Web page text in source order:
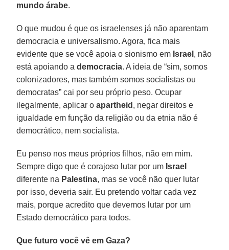
mundo árabe.
O que mudou é que os israelenses já não aparentam
democracia e universalismo. Agora, fica mais
evidente que se você apoia o sionismo em Israel , não
está apoiando ademocracia. A ideia de “sim, somos
colonizadores, mas também somos socialistas ou
democratas” cai por seu próprio peso. Ocupar
ilegalmente, aplicar oapartheid , negar direitos e
igualdade em função da religião ou da etnia não é
democrático, nem socialista.
Eu penso nos meus próprios filhos, não em mim.
Sempre digo que é corajoso lutar por um Israel
diferente na Palestina, mas se você não quer lutar
por isso, deveria sair. Eu pretendo voltar cada vez
mais, porque acredito que devemos lutar por um
Estado democrático para todos.
Que futuro você vê em Gaza?